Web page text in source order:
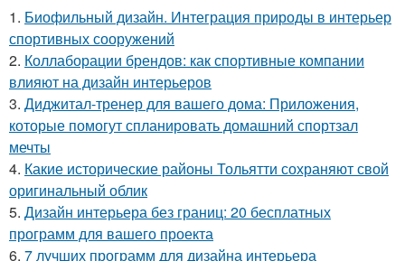
1. Биофильный дизайн. Интеграция природы в интерьер
спортивных сооружений
2. Коллаборации брендов: как спортивные компании
влияют на дизайн интерьеров
3. Диджитал-тренер для вашего дома: Приложения,
которые помогут спланировать домашний спортзал
мечты
4. Какие исторические районы Тольятти сохраняют свой
оригинальный облик
5. Дизайн интерьера без границ: 20 бесплатных
программ для вашего проекта
6. 7 лучших программ для дизайна интерьера